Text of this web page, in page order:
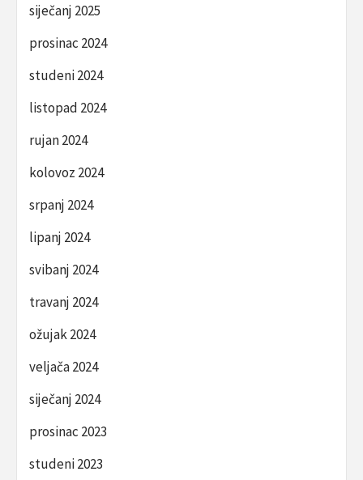
siječanj 2025
prosinac 2024
studeni 2024
listopad 2024
rujan 2024
kolovoz 2024
srpanj 2024
lipanj 2024
svibanj 2024
travanj 2024
ožujak 2024
veljača 2024
siječanj 2024
prosinac 2023
studeni 2023